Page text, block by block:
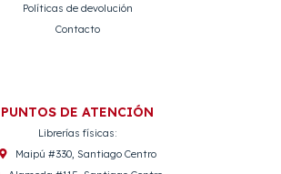
Políticas de devolución
Contacto
PUNTOS DE ATENCIÓN
Librerías físicas:
Maipú #330, Santiago Centro